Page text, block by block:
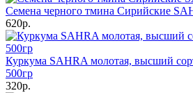
Семена черного тмина Сирийские
620р.
Куркума SAHRA молотая, высший
500гр
320р.